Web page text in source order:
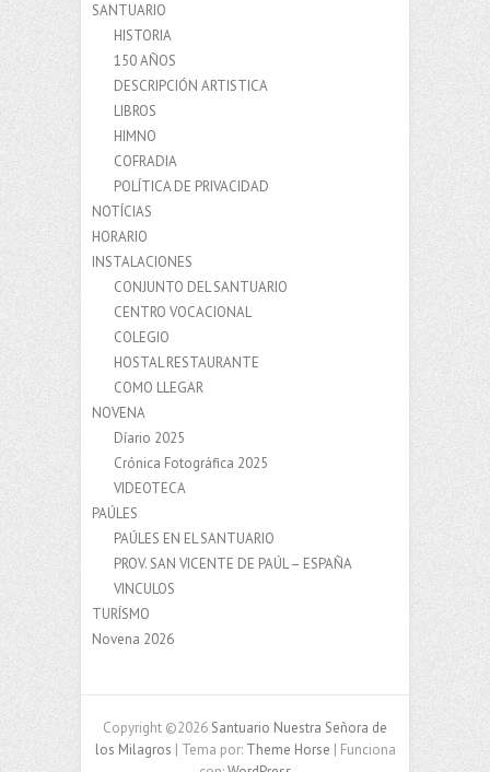
SANTUARIO
HISTORIA
150 AÑOS
DESCRIPCIÓN ARTISTICA
LIBROS
HIMNO
COFRADIA
POLÍTICA DE PRIVACIDAD
NOTÍCIAS
HORARIO
INSTALACIONES
CONJUNTO DEL SANTUARIO
CENTRO VOCACIONAL
COLEGIO
HOSTAL RESTAURANTE
COMO LLEGAR
NOVENA
Díario 2025
Crónica Fotográfica 2025
VIDEOTECA
PAÚLES
PAÚLES EN EL SANTUARIO
PROV. SAN VICENTE DE PAÚL – ESPAÑA
VINCULOS
TURÍSMO
Novena 2026
Copyright ©2026 Santuario Nuestra Señora de
los Milagros | Tema por: Theme Horse | Funciona